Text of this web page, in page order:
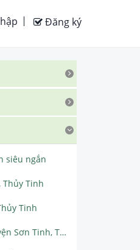
Đăng ký
siêu ngắn
Thủy Tinh
Tinh
Tinh, Thủy Tinh